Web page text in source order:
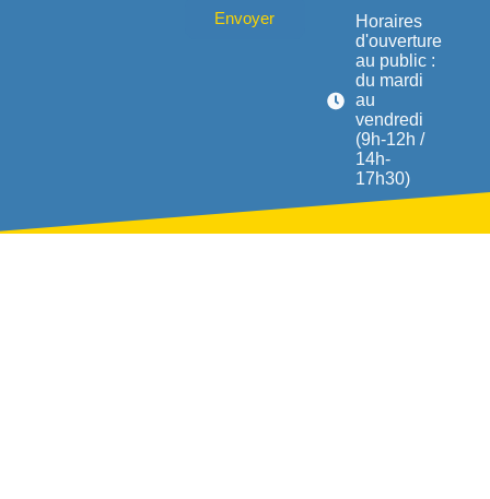
Envoyer
Horaires
d'ouverture
au public :
du mardi
au
vendredi
(9h-12h /
14h-
17h30)